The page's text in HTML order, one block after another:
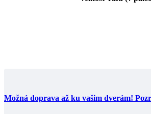
Možná doprava až ku vašim dverám!